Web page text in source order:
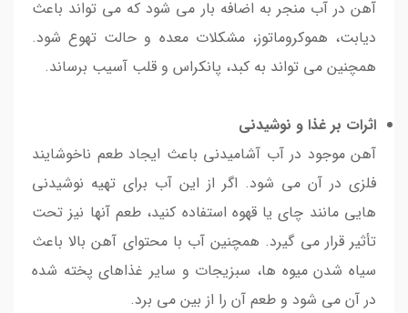
آهن در آب منجر به اضافه بار می شود که می تواند باعث
دیابت، هموکروماتوز، مشکلات معده و حالت تهوع شود.
همچنین می تواند به کبد، پانکراس و قلب آسیب برساند.
اثرات بر غذا و نوشیدنی
آهن موجود در آب آشامیدنی باعث ایجاد طعم ناخوشایند
فلزی در آن می شود. اگر از این آب برای تهیه نوشیدنی
هایی مانند چای یا قهوه استفاده کنید، طعم آنها نیز تحت
تأثیر قرار می گیرد. همچنین آب با محتوای آهن بالا باعث
سیاه شدن میوه ها، سبزیجات و سایر غذاهای پخته شده
در آن می شود و طعم آن را از بین می برد.